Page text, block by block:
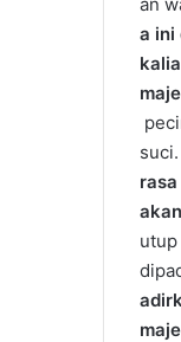
a ini
suci.
utup